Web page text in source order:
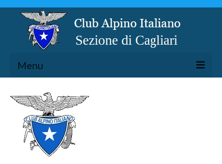
Menu
ESCURSIONISMO
SPELEOLOGIA
ARRAMPICATA
CICLOESCURSIONISMO